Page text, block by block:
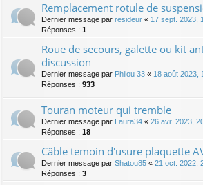
Remplacement rotule de
Dernier message par resideur « 17 sept. 2023,
Réponses : 1
Roue de secours, galette ou kit
discussion
Dernier message par Philou 33 « 18 août 2023,
Réponses : 933
Touran moteur qui tremble
Dernier message par Laura34 « 26 avr. 2023,
Réponses : 18
Câble temoin d'usure plaquette
Dernier message par Shatou85 « 21 oct. 2022,
Réponses : 3